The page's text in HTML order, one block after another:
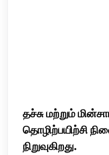
தச்சு மற்றும்
தொழிற்பயிற்சி
நிறுவுகிறது.